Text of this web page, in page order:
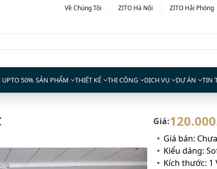
Về Chúng Tôi ZITO Hà Nội ZITO Hải Phòng
UPTO 50% SẢN PHẨM THIẾT KẾ THI CÔNG DỊCH VỤ DỰ ÁN TIN
Giá:
Giá bán:
Kiểu dáng:
Kích thước: 1